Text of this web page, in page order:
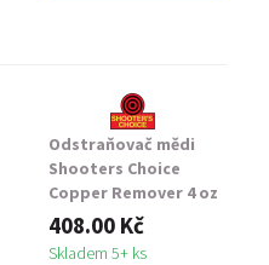
Odstraňovač mědi
Shooters Choice
Copper Remover 4 oz
408.00 Kč
Skladem 5+ ks